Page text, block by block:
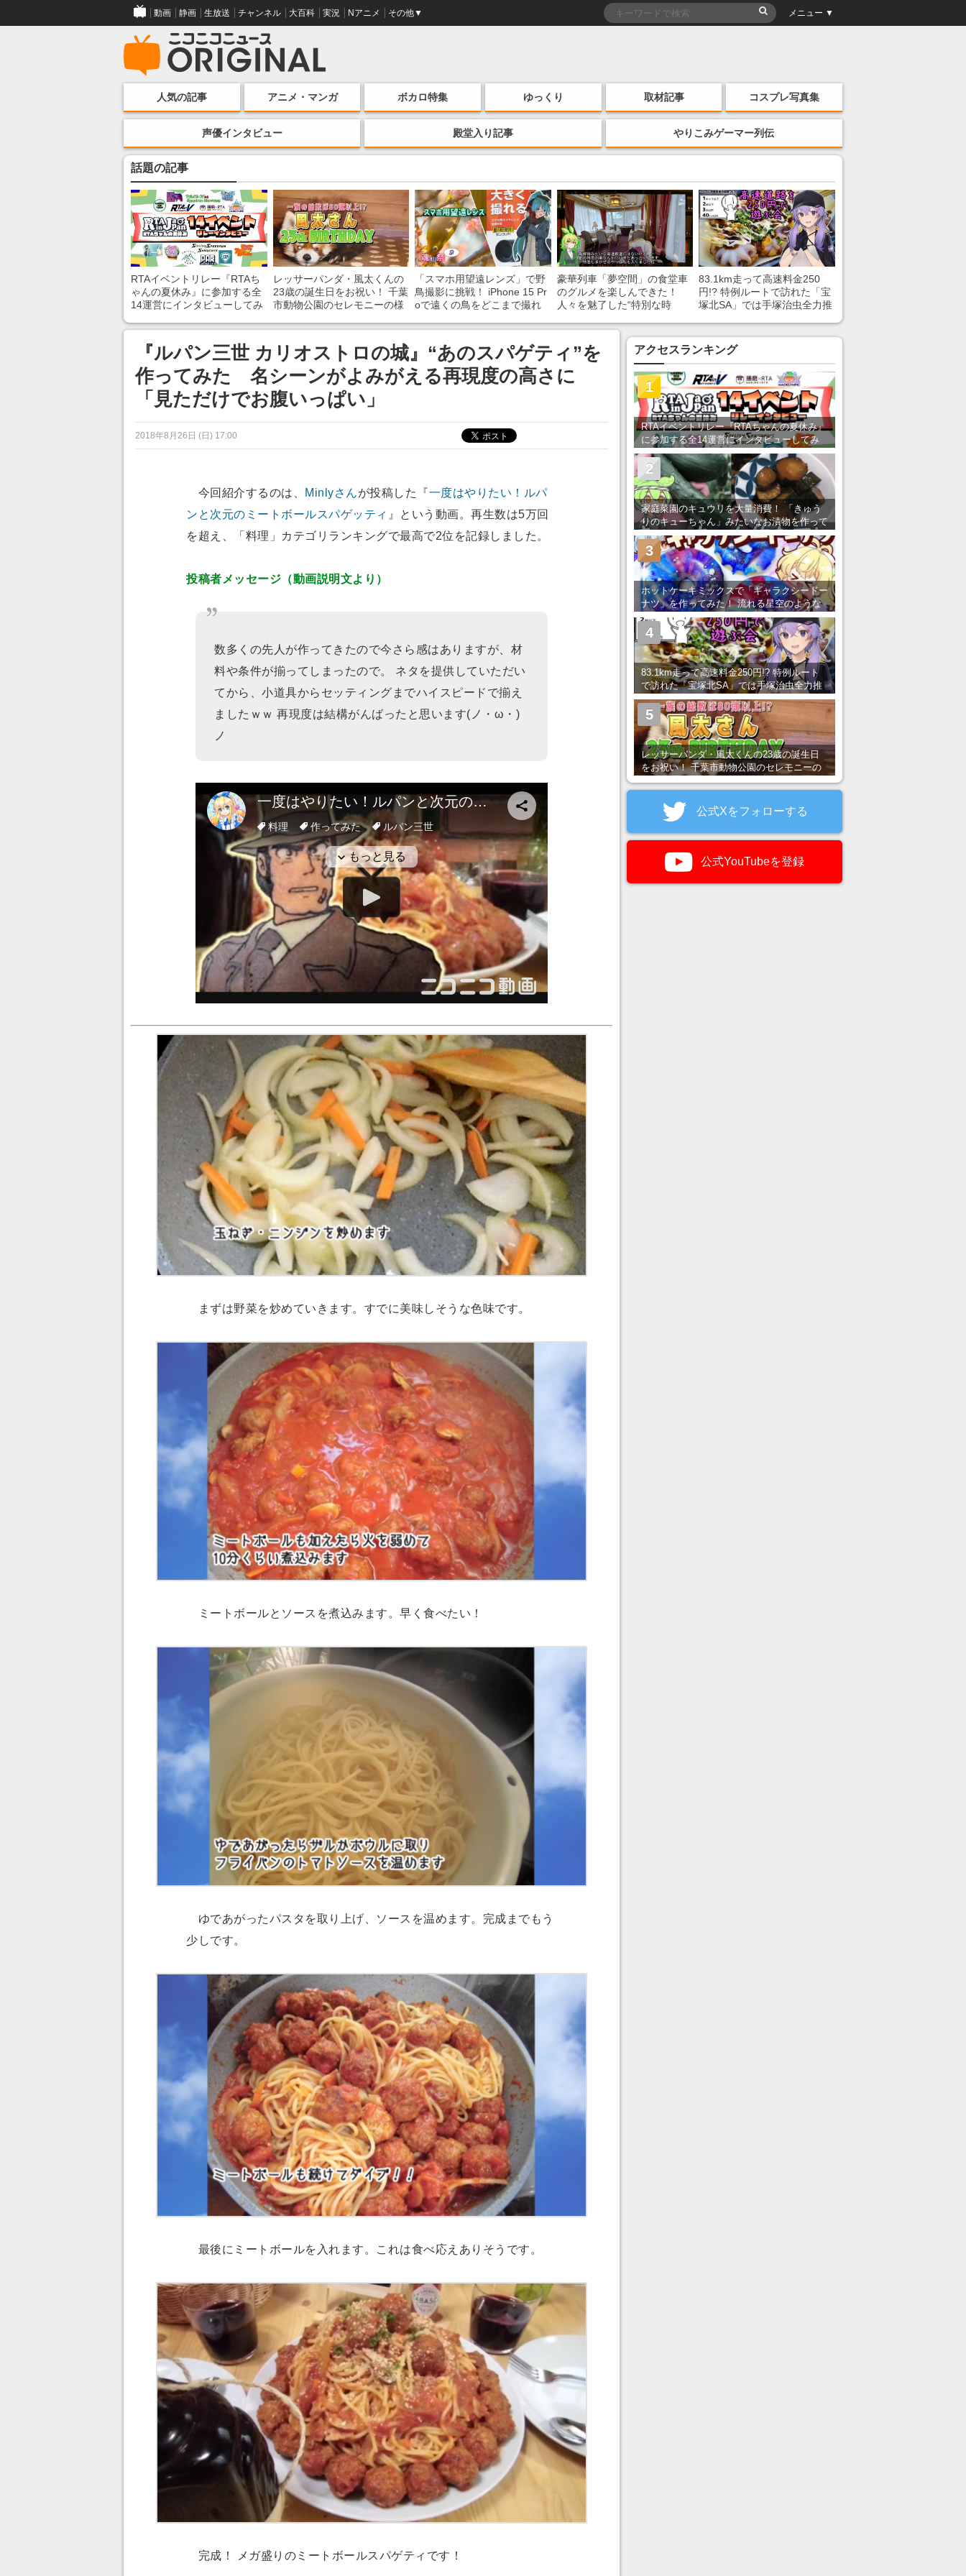
動画 静画 生放送 チャンネル 大百科 実況 Nアニメ その他▼ メニュー ▼
人気の記事 アニメ・マンガ ボカロ特集 ゆっくり 取材記事 コスプレ写真集
声優インタビュー 殿堂入り記事 やりこみゲーマー列伝
話題の記事
RTAイベントリレー『RTAち
ゃんの夏休み』に参加する全
14運営にインタビューしてみ
ンネルの貸し出しを利用し8/9
から1週間にわたって開催
レッサーパンダ・風太くんの
23歳の誕生日をお祝い！ 千葉
市動物公園のセレモニーの様
「スマホ用望遠レンズ」で野
鳥撮影に挑戦！ iPhone 15 Pr
oで遠くの鳥をどこまで撮れ
豪華列車「夢空間」の食堂車
のグルメを楽しんできた！
人々を魅了した“特別な時
あ」「行ってみたい」の声
83.1km走って高速料金250
円!? 特例ルートで訪れた「宝
塚北SA」では手塚治虫全力推
『ルパン三世 カリオストロの城』“あのスパゲティ”を
作ってみた 名シーンがよみがえる再現度の高さに
「見ただけでお腹いっぱい」
2018年8月26日 (日) 17:00
今回紹介するのは、 Minlyさんが投稿した『一度はやりたい！ルパ
ンと次元のミートボールスパゲッティ 』という動画。再生数は5万回
を超え、「料理」カテゴリランキングで最高で2位を記録しました。
投稿者メッセージ（動画説明文より）
数多くの先人が作ってきたので今さら感はありますが、材
料や条件が揃ってしまったので。 ネタを提供していただい
てから、小道具からセッティングまでハイスピードで揃え
ましたｗｗ 再現度は結構がんばったと思います(ノ・ω・)
ノ
まずは野菜を炒めていきます。すでに美味しそうな色味です。
ミートボールとソースを煮込みます。早く食べたい！
ゆであがったパスタを取り上げ、ソースを温めます。完成までもう
少しです。
最後にミートボールを入れます。これは食べ応えありそうです。
完成！ メガ盛りのミートボールスパゲティです！
アクセスランキング
RTAイベントリレー『RTAちゃんの夏休み』
に参加する全14運営にインタビューしてみ
た！ 「RTA in Japan」のチャンネルの貸し
出しを利用し8/9から1週間にわたって開催
1
家庭菜園のキュウリを大量消費！ 「きゅう
りのキューちゃん」みたいなお漬物を作って
みた
2
ホットケーキミックスで「ギャラクシードー
ナツ」を作ってみた！ 流れる星空のような
レンチン・レシピを紹介
3
83.1km走って高速料金250円!? 特例ルート
で訪れた「宝塚北SA」では手塚治虫全力推
し＆関西グルメが楽しめる！
4
レッサーパンダ・風太くんの23歳の誕生日
をお祝い！ 千葉市動物公園のセレモニーの
5
公式Xをフォローする
公式YouTubeを登録